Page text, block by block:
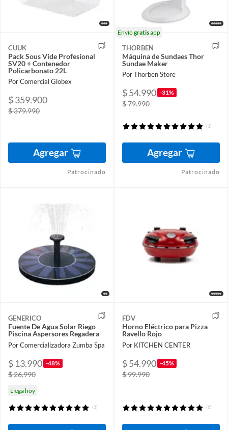
CUUK
Pack Sous Vide Profesional
SV20 + Contenedor
Policarbonato 22L
Por Comercial Globex
$ 359.900
$ 379.990
Agregar
Patrocinado
Envíogratisapp
THORBEN
Máquina de Sundaes Thor
Sundae Maker
Por Thorben Store
$ 54.990 -31%
$ 79.990
(1)
Agregar
Patrocinado
GENERICO
Fuente De Agua Solar Riego
Piscina Aspersores Regadera
Por Comercializadora Zumba Spa
$ 13.990 -48%
$ 26.990
Llega hoy
(1)
FDV
Horno Eléctrico para Pizza
Ravello Rojo
Por KITCHEN CENTER
$ 54.990 -45%
$ 99.990
(6)